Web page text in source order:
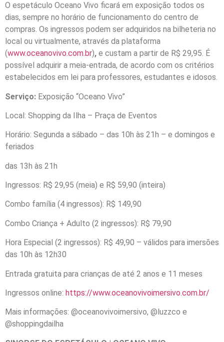
O espetáculo Oceano Vivo ficará em exposição todos os
dias, sempre no horário de funcionamento do centro de
compras. Os ingressos podem ser adquiridos na bilheteria no
local ou virtualmente, através da plataforma
(www.oceanovivo.com.br), e custam a partir de R$ 29,95. É
possível adquirir a meia-entrada, de acordo com os critérios
estabelecidos em lei para professores, estudantes e idosos.
Serviço: Exposição “Oceano Vivo”
Local: Shopping da Ilha – Praça de Eventos
Horário: Segunda a sábado – das 10h às 21h – e domingos e
feriados
das 13h às 21h
Ingressos: R$ 29,95 (meia) e R$ 59,90 (inteira)
Combo família (4 ingressos): R$ 149,90
Combo Criança + Adulto (2 ingressos): R$ 79,90
Hora Especial (2 ingressos): R$ 49,90 – válidos para imersões
das 10h às 12h30
Entrada gratuita para crianças de até 2 anos e 11 meses
Ingressos online: https://www.oceanovivoimersivo.com.br/
Mais informações: @oceanovivoimersivo, @luzzco e
@shoppingdailha